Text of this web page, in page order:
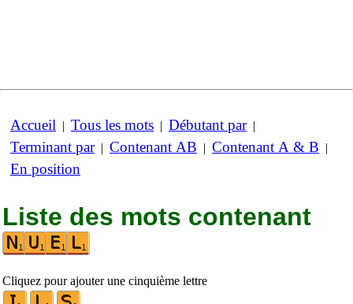
Accueil | Tous les mots | Débutant par|
Terminant par| Contenant AB | Contenant A & B |
En position
Liste des mots contenant
Cliquez pour ajouter une cinquième lettre